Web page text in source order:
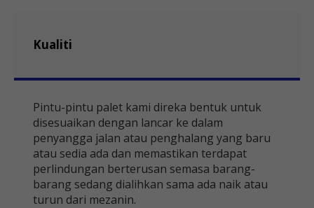
Kualiti
Pintu-pintu palet kami direka bentuk untuk
disesuaikan dengan lancar ke dalam
penyangga jalan atau penghalang yang baru
atau sedia ada dan memastikan terdapat
perlindungan berterusan semasa barang-
barang sedang dialihkan sama ada naik atau
turun dari mezanin.